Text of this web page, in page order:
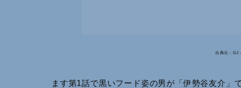
出典元：GJ
ます第1話で黒いフード姿の男が「伊勢谷友介」